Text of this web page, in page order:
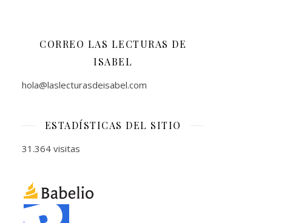
CORREO LAS LECTURAS DE
ISABEL
hola@laslecturasdeisabel.com
ESTADÍSTICAS DEL SITIO
31.364 visitas